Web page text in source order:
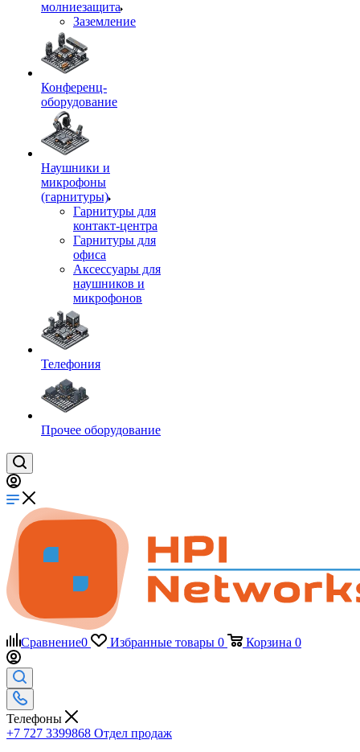
молниезащита
Заземление
Конференц-
оборудование
Наушники и
микрофоны
(гарнитуры)
Гарнитуры для
контакт-центра
Гарнитуры для
офиса
Аксессуары для
наушников и
микрофонов
Телефония
Прочее оборудование
Сравнение0 Избранные товары 0 Корзина 0
Телефоны
+7 727 3399868 Отдел продаж